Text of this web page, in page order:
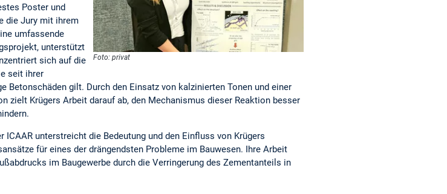
Foto: privat
Poster und
die Jury mit ihrem
umfassende
unterstützt
sich auf die
seit ihrer
Betonschäden gilt. Durch den Einsatz von kalzinierten Tonen und einer
zielt Krügers Arbeit darauf ab, den Mechanismus dieser Reaktion besser
unterstreicht die Bedeutung und den Einfluss von Krügers
für eines der drängendsten Probleme im Bauwesen. Ihre Arbeit
im Baugewerbe durch die Verringerung des Zementanteils in